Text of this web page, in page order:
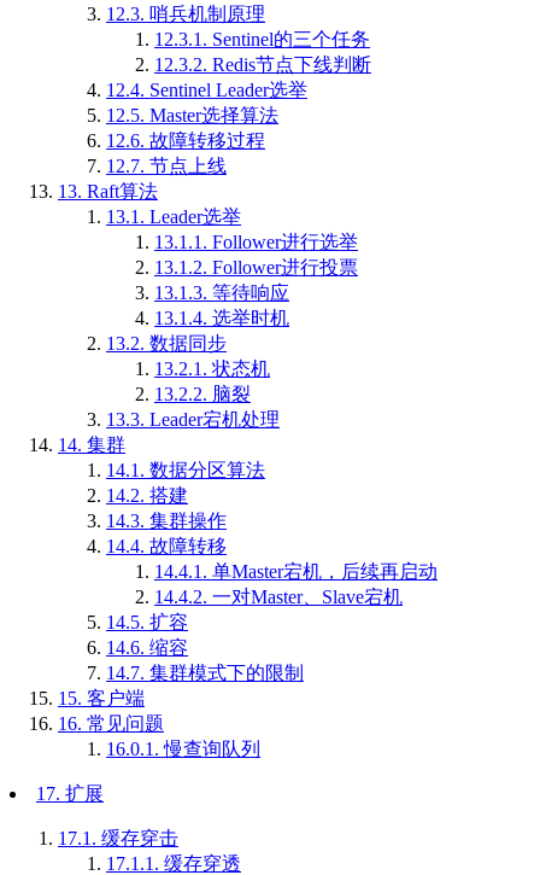
12.3. 哨兵机制原理
12.3.1. Sentinel的三个任务
12.3.2. Redis节点下线判断
12.4. Sentinel Leader选举
12.5. Master选择算法
12.6. 故障转移过程
12.7. 节点上线
13. Raft算法
13.1. Leader选举
13.1.1. Follower进行选举
13.1.2. Follower进行投票
13.1.3. 等待响应
13.1.4. 选举时机
13.2. 数据同步
13.2.1. 状态机
13.2.2. 脑裂
13.3. Leader宕机处理
14. 集群
14.1. 数据分区算法
14.2. 搭建
14.3. 集群操作
14.4. 故障转移
14.4.1. 单Master宕机，后续再启动
14.4.2. 一对Master、Slave宕机
14.5. 扩容
14.6. 缩容
14.7. 集群模式下的限制
15. 客户端
16. 常见问题
16.0.1. 慢查询队列
17. 扩展
17.1. 缓存穿击
17.1.1. 缓存穿透